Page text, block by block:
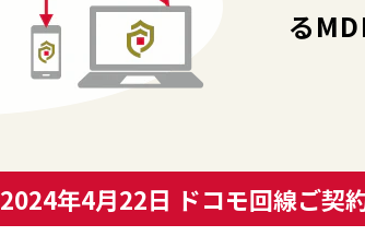
る
2024年4月22日 ドコモ回線ご契